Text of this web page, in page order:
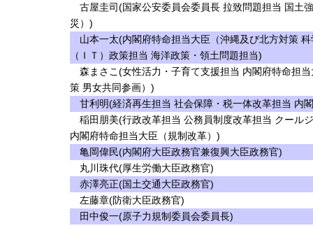
古屋圭司(国家公安委員会委員長 拉致問題担当 国土
災）)
山本一太(内閣府特命担当大臣（沖縄及び北方対策
（ＩＴ）政策担当 海洋政策・領土問題担当)
森まさこ(女性活力・子育て支援担当 内閣府特命担
策 男女共同参画）)
甘利明(経済再生担当 社会保障・税一体改革担当 内
稲田朋美(行政改革担当 公務員制度改革担当 クール
内閣府特命担当大臣（規制改革）)
亀岡偉民(内閣府大臣政務官兼復興大臣政務官)
丸川珠代(厚生労働大臣政務官)
赤澤亮正(国土交通大臣政務官)
左藤章(防衛大臣政務官)
田中俊一(原子力規制委員会委員長)